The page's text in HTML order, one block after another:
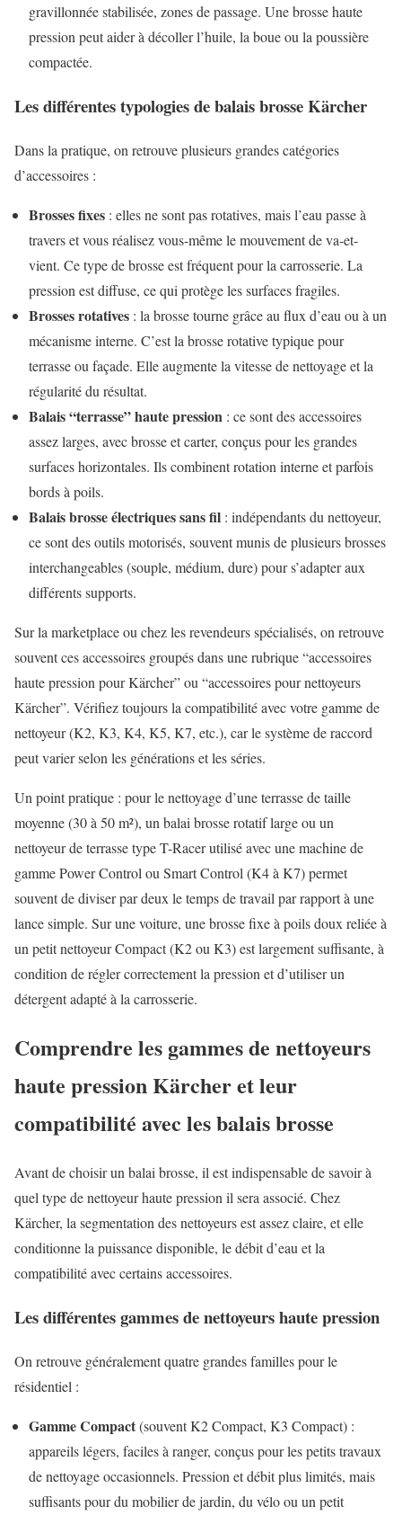
gravillonnée stabilisée, zones de passage. Une brosse haute
pression peut aider à décoller l’huile, la boue ou la poussière
compactée.
Les différentes typologies de balais brosse Kärcher
Dans la pratique, on retrouve plusieurs grandes catégories
d’accessoires :
Brosses fixes : elles ne sont pas rotatives, mais l’eau passe à
travers et vous réalisez vous-même le mouvement de va-et-
vient. Ce type de brosse est fréquent pour la carrosserie. La
pression est diffuse, ce qui protège les surfaces fragiles.
Brosses rotatives : la brosse tourne grâce au flux d’eau ou à un
mécanisme interne. C’est la brosse rotative typique pour
terrasse ou façade. Elle augmente la vitesse de nettoyage et la
régularité du résultat.
Balais “terrasse” haute pression : ce sont des accessoires
assez larges, avec brosse et carter, conçus pour les grandes
surfaces horizontales. Ils combinent rotation interne et parfois
bords à poils.
Balais brosse électriques sans fil : indépendants du nettoyeur,
ce sont des outils motorisés, souvent munis de plusieurs brosses
interchangeables (souple, médium, dure) pour s’adapter aux
différents supports.
Sur la marketplace ou chez les revendeurs spécialisés, on retrouve
souvent ces accessoires groupés dans une rubrique “accessoires
haute pression pour Kärcher” ou “accessoires pour nettoyeurs
Kärcher”. Vérifiez toujours la compatibilité avec votre gamme de
nettoyeur (K2, K3, K4, K5, K7, etc.), car le système de raccord
peut varier selon les générations et les séries.
Un point pratique : pour le nettoyage d’une terrasse de taille
moyenne (30 à 50 m²), un balai brosse rotatif large ou un
nettoyeur de terrasse type T-Racer utilisé avec une machine de
gamme Power Control ou Smart Control (K4 à K7) permet
souvent de diviser par deux le temps de travail par rapport à une
lance simple. Sur une voiture, une brosse fixe à poils doux reliée à
un petit nettoyeur Compact (K2 ou K3) est largement suffisante, à
condition de régler correctement la pression et d’utiliser un
détergent adapté à la carrosserie.
Comprendre les gammes de nettoyeurs
haute pression Kärcher et leur
compatibilité avec les balais brosse
Avant de choisir un balai brosse, il est indispensable de savoir à
quel type de nettoyeur haute pression il sera associé. Chez
Kärcher, la segmentation des nettoyeurs est assez claire, et elle
conditionne la puissance disponible, le débit d’eau et la
compatibilité avec certains accessoires.
Les différentes gammes de nettoyeurs haute pression
On retrouve généralement quatre grandes familles pour le
résidentiel :
Gamme Compact(souvent K2 Compact, K3 Compact) :
appareils légers, faciles à ranger, conçus pour les petits travaux
de nettoyage occasionnels. Pression et débit plus limités, mais
suffisants pour du mobilier de jardin, du vélo ou un petit